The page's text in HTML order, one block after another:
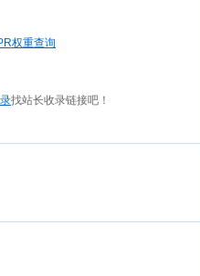
权重查询
找站长收录链接吧！